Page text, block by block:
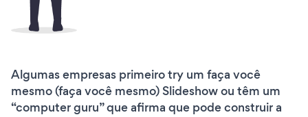
Algumas empresas primeiro try um faça você
mesmo (faça você mesmo) Slideshow ou têm um
“computer guru” que afirma que pode construir a